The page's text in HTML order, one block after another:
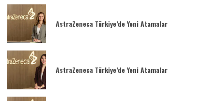
AstraZeneca Türkiye’de Yeni Atamalar
AstraZeneca Türkiye’de Yeni Atamalar